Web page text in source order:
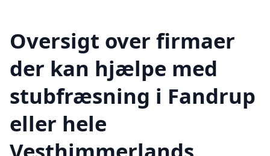
Oversigt over firmaer
der kan hjælpe med
stubfræsning i Fandrup
eller hele